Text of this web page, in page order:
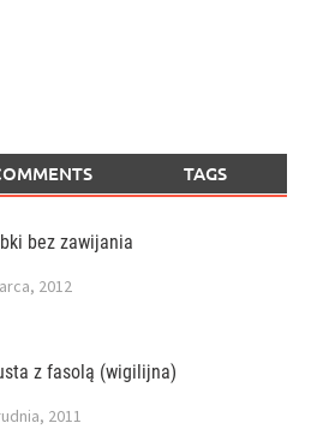
TAGS
bez zawijania
2012
z fasolą (wigilijna)
2011